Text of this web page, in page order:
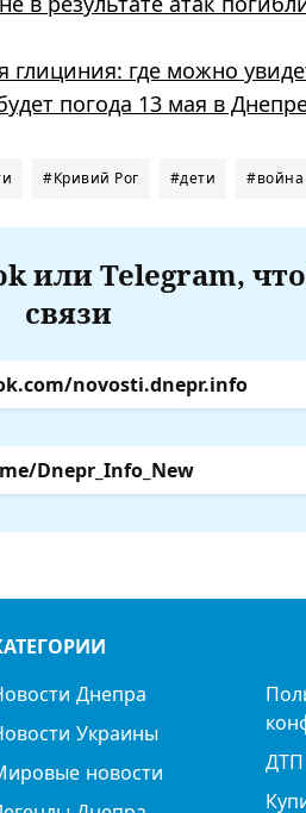
глициния: где можно
погода 13 мая в
#Кривий Рог #дети #война
или Telegram,
связи
novosti.dnepr.info
Dnepr_Info_New
Днепра
Украины
новости
ДТП